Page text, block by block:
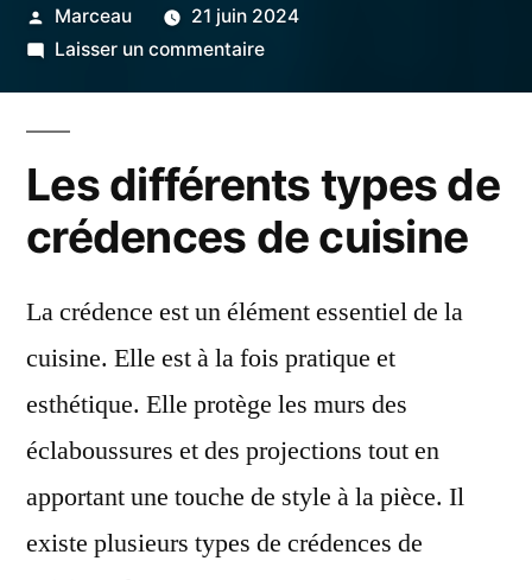
Publié
par
Marceau
21 juin 2024
Laisser un commentairesur
crédence
cuisine
et
pratique
Les différents types de
crédences de cuisine
La crédence est un élément essentiel de la
cuisine. Elle est à la fois pratique et
esthétique. Elle protège les murs des
éclaboussures et des projections tout en
apportant une touche de style à la pièce. Il
existe plusieurs types de crédences de